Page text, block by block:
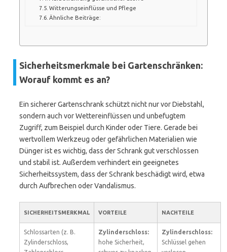
Witterungseinflüsse und Pflege
Ähnliche Beiträge:
Sicherheitsmerkmale bei Gartenschränken:
Worauf kommt es an?
Ein sicherer Gartenschrank schützt nicht nur vor Diebstahl,
sondern auch vor Wettereinflüssen und unbefugtem
Zugriff, zum Beispiel durch Kinder oder Tiere. Gerade bei
wertvollem Werkzeug oder gefährlichen Materialien wie
Dünger ist es wichtig, dass der Schrank gut verschlossen
und stabil ist. Außerdem verhindert ein geeignetes
Sicherheitssystem, dass der Schrank beschädigt wird, etwa
durch Aufbrechen oder Vandalismus.
SICHERHEITSMERKMAL VORTEILE NACHTEILE
Schlossarten (z. B.
Zylinderschloss,
Zylinderschloss:
hohe Sicherheit,
Zylinderschloss:
Schlüssel gehen